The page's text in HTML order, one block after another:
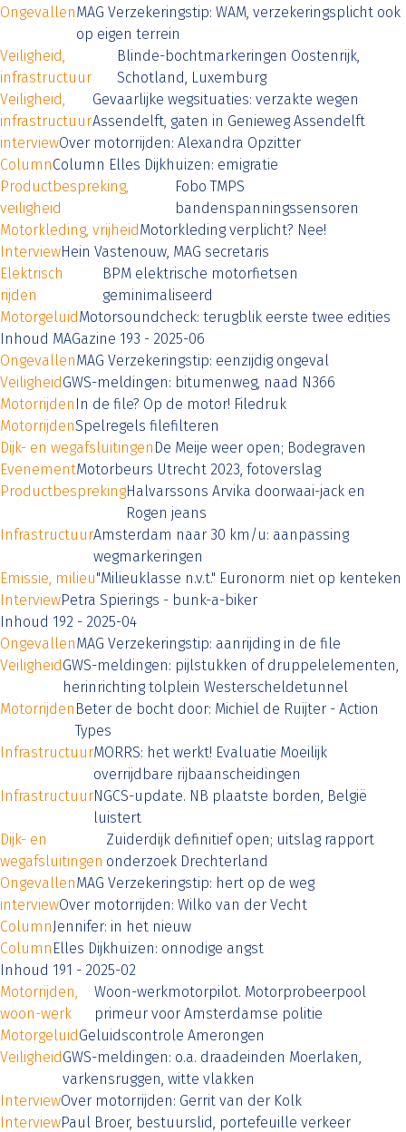
OngevallenMAG Verzekeringstip: WAM, verzekeringsplicht ook
op eigen terrein
Veiligheid,
infrastructuur
Blinde-bochtmarkeringen Oostenrijk,
Schotland, Luxemburg
Veiligheid,
infrastructuur
Gevaarlijke wegsituaties: verzakte wegen
Assendelft, gaten in Genieweg Assendelft
interviewOver motorrijden: Alexandra Opzitter
ColumnColumn Elles Dijkhuizen: emigratie
Productbespreking,
veiligheid
Fobo TMPS
bandenspanningssensoren
Motorkleding, vrijheidMotorkleding verplicht? Nee!
InterviewHein Vastenouw, MAG secretaris
Elektrisch
rijden
BPM elektrische motorfietsen
geminimaliseerd
MotorgeluidMotorsoundcheck: terugblik eerste twee edities
Inhoud MAGazine 193 - 2025-06
OngevallenMAG Verzekeringstip: eenzijdig ongeval
VeiligheidGWS-meldingen: bitumenweg, naad N366
Motorrijden In de file? Op de motor! Filedruk
MotorrijdenSpelregels filefilteren
Dijk- en wegafsluitingen De Meije weer open; Bodegraven
EvenementMotorbeurs Utrecht 2023, fotoverslag
ProductbesprekingHalvarssons Arvika doorwaai-jack en
Rogen jeans
InfrastructuurAmsterdam naar 30 km/u: aanpassing
wegmarkeringen
Emissie, milieu"Milieuklasse n.v.t." Euronorm niet op kenteken
InterviewPetra Spierings - bunk-a-biker
Inhoud 192 - 2025-04
OngevallenMAG Verzekeringstip: aanrijding in de file
VeiligheidGWS-meldingen: pijlstukken of druppelelementen,
herinrichting tolplein Westerscheldetunnel
Motorrijden Beter de bocht door: Michiel de Ruijter - Action
Types
InfrastructuurMORRS: het werkt! Evaluatie Moeilijk
overrijdbare rijbaanscheidingen
InfrastructuurNGCS-update. NB plaatste borden, België
luistert
Dijk- en
wegafsluitingen
Zuiderdijk definitief open; uitslag rapport
onderzoek Drechterland
OngevallenMAG Verzekeringstip: hert op de weg
interviewOver motorrijden: Wilko van der Vecht
ColumnJennifer: in het nieuw
Column Elles Dijkhuizen: onnodige angst
Inhoud 191 - 2025-02
Motorrijden,
woon-werk
Woon-werkmotorpilot. Motorprobeerpool
primeur voor Amsterdamse politie
MotorgeluidGeluidscontrole Amerongen
VeiligheidGWS-meldingen: o.a. draadeinden Moerlaken,
varkensruggen, witte vlakken
InterviewOver motorrijden: Gerrit van der Kolk
InterviewPaul Broer, bestuurslid, portefeuille verkeer